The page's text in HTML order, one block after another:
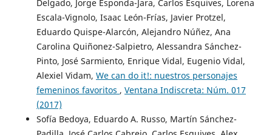
Delgado, Jorge Esponda-Jara, Carlos Esquives, Lorena
Escala-Vignolo, Isaac León-Frías, Javier Protzel,
Eduardo Quispe-Alarcón, Alejandro Núñez, Ana
Carolina Quiñonez-Salpietro, Alessandra Sánchez-
Pinto, José Sarmiento, Enrique Vidal, Eugenio Vidal,
Alexiel Vidam, We can do it!: nuestros personajes
femeninos favoritos , Ventana Indiscreta: Núm. 017
(2017)
Sofía Bedoya, Eduardo A. Russo, Martín Sánchez-